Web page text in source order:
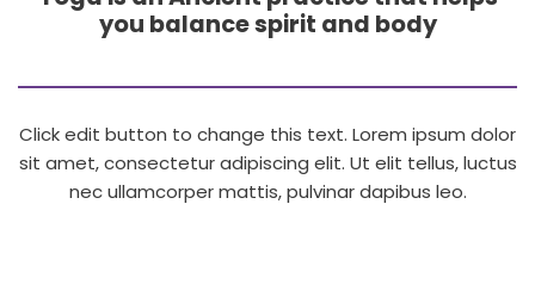
you balance spirit and body
Click edit button to change this text. Lorem ipsum dolor
sit amet, consectetur adipiscing elit. Ut elit tellus, luctus
nec ullamcorper mattis, pulvinar dapibus leo.